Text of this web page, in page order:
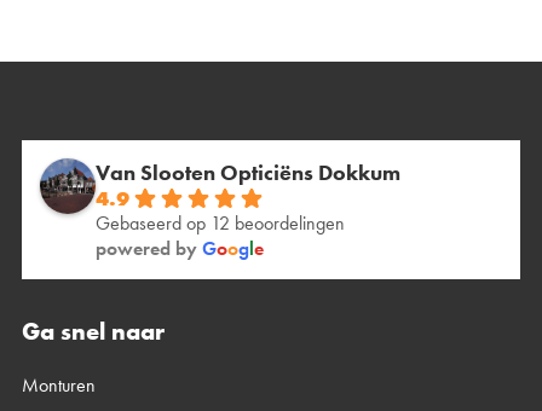
Van Slooten Opticiëns Dokkum
4.9
Gebaseerd op 12 beoordelingen
powered byGoogle
Ga snel naar
Monturen